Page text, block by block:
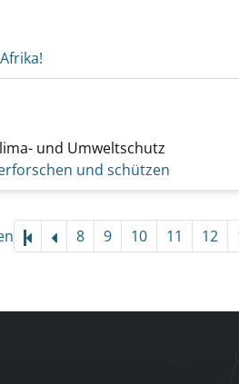
und Umweltschutz
und schützen
8 9 10 11 12